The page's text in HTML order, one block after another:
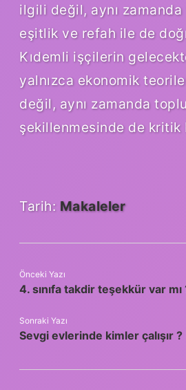
ilgili değil, aynı
eşitlik ve refah ile de
Kıdemli işçilerin
yalnızca ekonomik
değil, aynı zamanda
şekillenmesinde de kritik
Tarih: Makaleler
Önceki Yazı
4. sınıfa takdir teşekkür var mı
Sonraki Yazı
Sevgi evlerinde kimler çalışır ?